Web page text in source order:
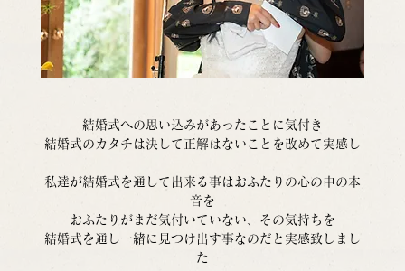
結婚式への思い込みがあったことに気付き
結婚式のカタチは決して正解はないことを改めて実感し
私達が結婚式を通して出来る事はおふたりの心の中の本
音を
おふたりがまだ気付いていない、その気持ちを
結婚式を通し一緒に見つけ出す事なのだと実感致しまし
た